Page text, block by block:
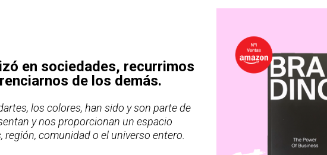
en sociedades, recurrimos
de los demás.
los colores, han sido y son parte de
y nos proporcionan un espacio
región, comunidad o el universo entero.